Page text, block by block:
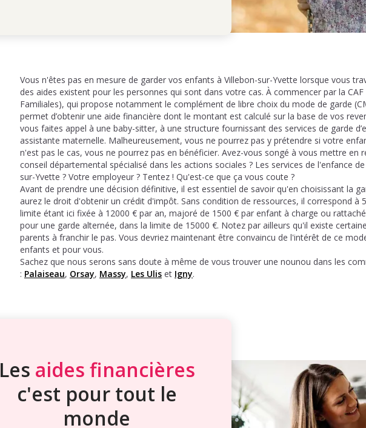
Vous n'êtes pas en mesure de garder vos enfants à Villebon-sur-Yvette lorsque vous
des aides existent pour les personnes qui sont dans votre cas. À commencer par la CAF
Familiales), qui propose notamment le complément de libre choix du mode de garde
permet d’obtenir une aide financière dont le montant est calculé sur la base de vos
vous faites appel à une baby-sitter, à une structure fournissant des services de garde
assistante maternelle. Malheureusement, vous ne pourrez pas y prétendre si votre
n'est pas le cas, vous ne pourrez pas en bénéficier. Avez-vous songé à vous mettre en
conseil départemental spécialisé dans les actions sociales ? Les services de l'enfance
sur-Yvette ? Votre employeur ? Tentez ! Qu'est-ce que ça vous coute ?
Avant de prendre une décision définitive, il est essentiel de savoir qu'en choisissant la
aurez le droit d'obtenir un crédit d'impôt. Sans condition de ressources, il correspond à
limite étant ici fixée à 12000 € par an, majoré de 1500 € par enfant à charge ou
pour une garde alternée, dans la limite de 15000 €. Notez par ailleurs qu'il existe
parents à franchir le pas. Vous devriez maintenant être convaincu de l'intérêt de ce
enfants et pour vous.
Sachez que nous serons sans doute à même de vous trouver une nounou dans les
: Palaiseau, Orsay, Massy, Les Ulis et Igny.
Les aides financières
c'est pour tout le
monde